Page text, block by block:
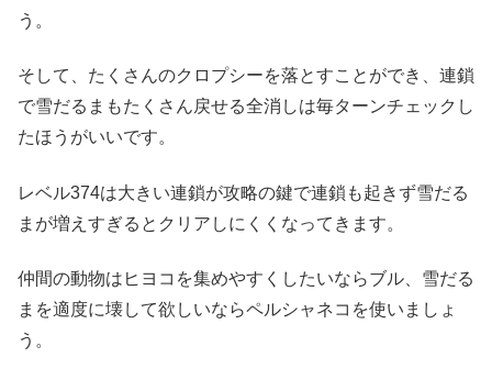
う。
そして、たくさんのクロプシーを落とすことができ、連鎖
で雪だるまもたくさん戻せる全消しは毎ターンチェックし
たほうがいいです。
レベル374は大きい連鎖が攻略の鍵で連鎖も起きず雪だる
まが増えすぎるとクリアしにくくなってきます。
仲間の動物はヒヨコを集めやすくしたいならブル、雪だる
まを適度に壊して欲しいならペルシャネコを使いましょ
う。